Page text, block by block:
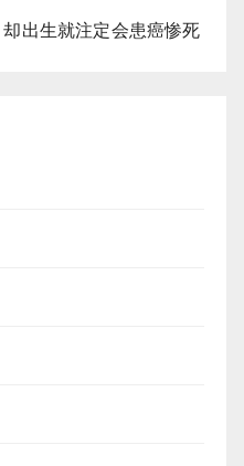
出生就注定会患癌惨死